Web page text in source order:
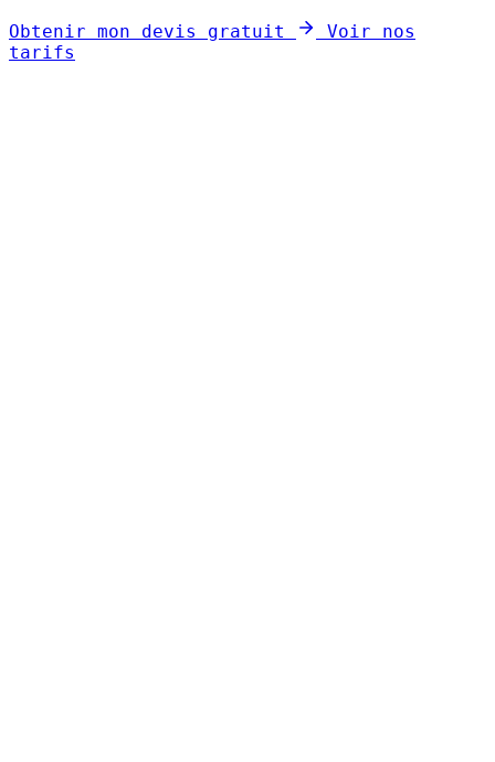
Obtenir mon devis gratuit
Voir nos
tarifs